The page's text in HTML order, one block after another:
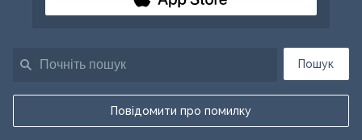
Пошук
Повідомити про помилку